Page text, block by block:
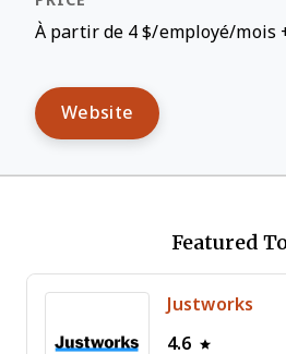
À partir de 4 $/employé/mois
Website
Featured
Justworks
4.6